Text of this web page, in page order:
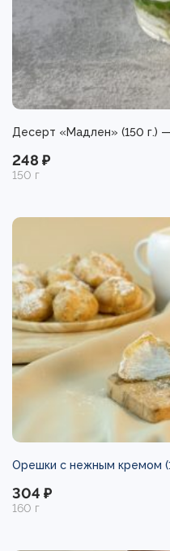
Десерт «Мадлен» (150 г.)
248 ₽
150 г
Орешки с нежным кремом
304 ₽
160 г